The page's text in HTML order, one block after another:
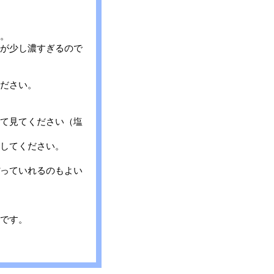
少し濃すぎるので
さい。
見てください（塩
てください。
ていれるのもよい
す。